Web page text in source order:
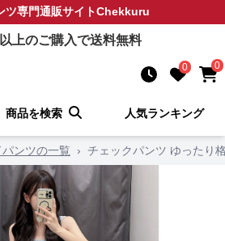
ツ専門通販サイトChekkuru
上のご購入で送料無料
0 0
商品を検索 人気ランキング
パンツの一覧 › チェックパンツ ゆったり